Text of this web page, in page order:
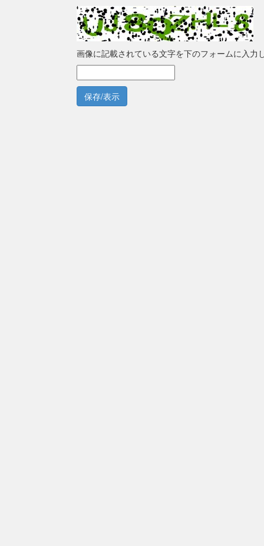
画像に記載されている文字を下のフォームに入力
保存/表示